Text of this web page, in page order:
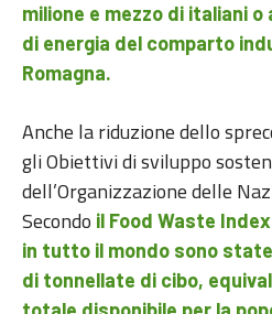
milione e mezzo di italiani o
di energia del comparto
Romagna.
Anche la riduzione dello
gli Obiettivi di sviluppo
dell’Organizzazione delle
Secondo il Food Waste
in tutto il mondo sono
di tonnellate di cibo,